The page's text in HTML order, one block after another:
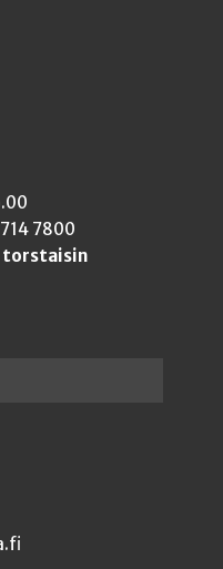
7800
torstaisin